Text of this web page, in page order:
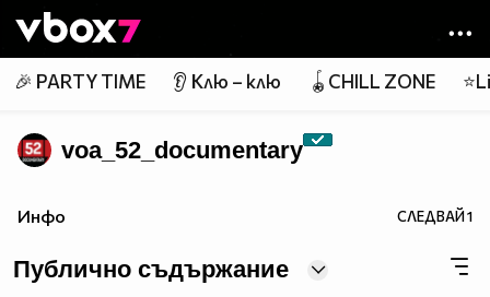
👾
🎉 PARTY TIME 👂 Клю – клю 🪀CHILL ZONE
voa_52_documentary
Инфо СЛЕДВАЙ1
Публично съдържание